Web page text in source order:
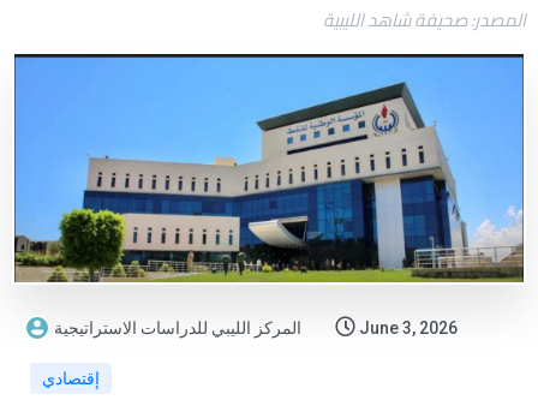
المصدر: صحيفة شاهد الليبية
المركز الليبي للدراسات الاستراتيجية June 3, 2026
إقتصادي